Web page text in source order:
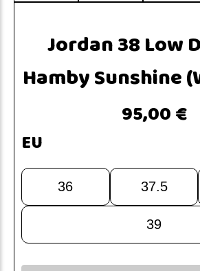
Jordan 38 Low
Hamby Sunshine
95,00 €
EU
36 37.5
39